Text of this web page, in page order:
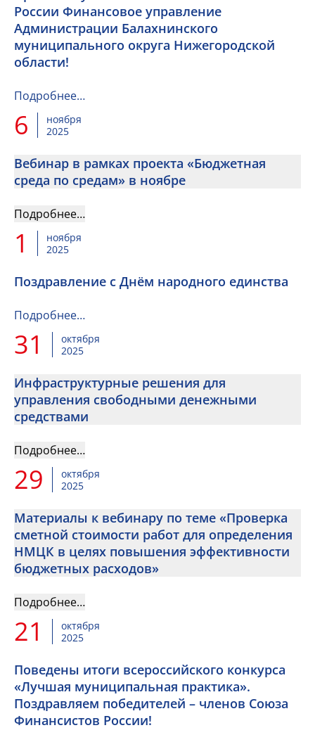
России Финансовое управление
Администрации Балахнинского
муниципального округа Нижегородской
области!
Подробнее…
6
ноября
2025
Вебинар в рамках проекта «Бюджетная
среда по средам» в ноябре
Подробнее…
1
ноября
2025
Поздравление с Днём народного единства
Подробнее…
31
октября
2025
Инфраструктурные решения для
управления свободными денежными
средствами
Подробнее…
29
октября
2025
Материалы к вебинару по теме «Проверка
сметной стоимости работ для определения
НМЦК в целях повышения эффективности
бюджетных расходов»
Подробнее…
21
октября
2025
Поведены итоги всероссийского конкурса
«Лучшая муниципальная практика».
Поздравляем победителей – членов Союза
Финансистов России!